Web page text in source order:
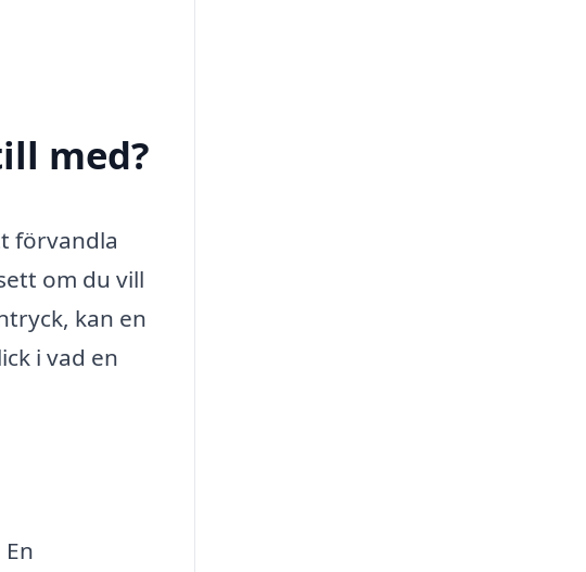
med?
förvandla
om du vill
kan en
i vad en